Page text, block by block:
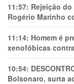
11:57: Rejeição
Rogério Marinho
11:14: Homem é
xenofóbicas
10:54:
Bolsonaro, surta